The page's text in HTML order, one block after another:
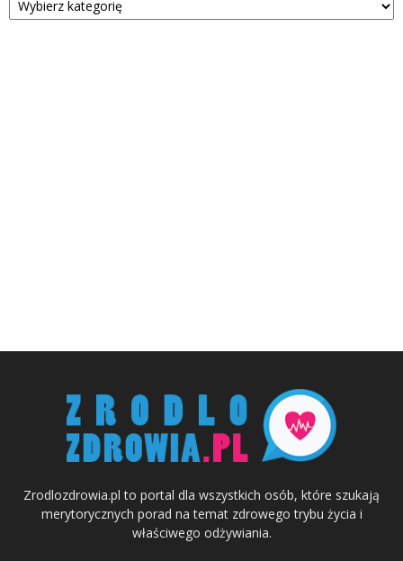
Zrodlozdrowia.pl to portal dla wszystkich osób, które szukają
merytorycznych porad na temat zdrowego trybu życia i
właściwego odżywiania.